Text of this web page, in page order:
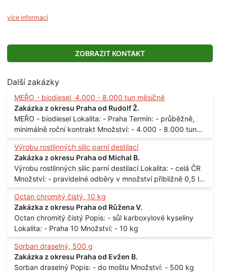
více informací
ZOBRAZIT KONTAKT
Další zakázky
MEŘO - biodiesel, 4.000 - 8.000 tun měsíčně
Zakázka z okresu Praha od Rudolf Ž.
MEŘO - biodiesel Lokalita: - Praha Termín: - průběžně,
minimálně roční kontrakt Množství: - 4.000 - 8.000 tun
měsíčně
Výrobu rostlinných silic parní destilací
Zakázka z okresu Praha od Michal B.
Výrobu rostlinných silic parní destilací Lokalita: - celá ČR
Množství: - pravidelné odběry v množství přibližně 0,5 l
až 1 l
Octan chromitý čistý, 10 kg
Zakázka z okresu Praha od Růžena V.
Octan chromitý čistý Popis: - sůl karboxylové kyseliny
Lokalita: - Praha 10 Množství: - 10 kg
Sorban draselný, 500 g
Zakázka z okresu Praha od Evžen B.
Sorban draselný Popis: - do moštu Množství: - 500 kg